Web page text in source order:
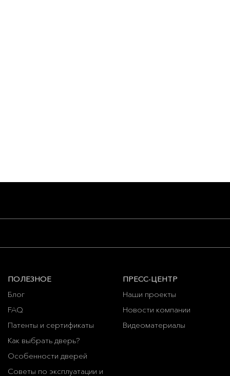
ПОЛЕЗНОЕ
Блог
FAQ
Патенты и сертификаты
Как выбрать дверь?
Особенности дверей
Советы по эксплуатации и
ПРЕСС-ЦЕНТР
Наши проекты
Новости компании
Видеоматериалы